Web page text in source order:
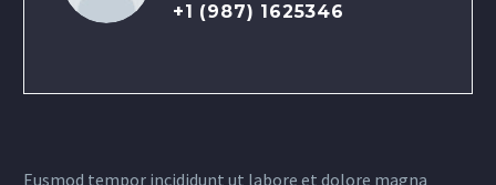
+1 (987) 1625346
Eusmod tempor incididunt ut labore et dolore magna